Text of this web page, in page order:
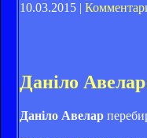
10.03.2015 |
Даніло
Даніло Авелар